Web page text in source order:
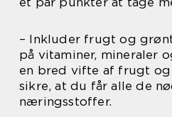
– Inkluder frugt og
på vitaminer, mineraler
en bred vifte af frugt
sikre, at du får alle de
næringsstoffer.